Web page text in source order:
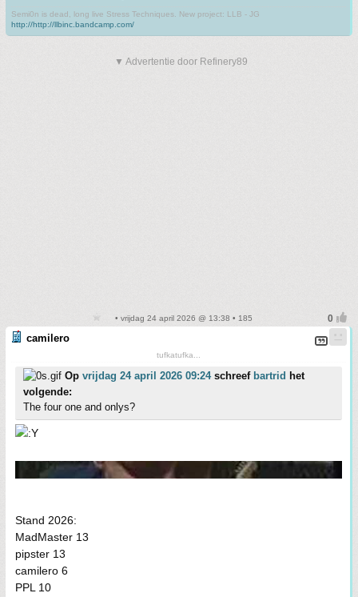
Semi0n is dead, long live Stress Techniques. New project: LLB - JG
http://http://llbinc.bandcamp.com/
▼ Advertentie door Refinery89
• vrijdag 24 april 2026 @ 13:38 • 185
camilero
tufkatufka...
Op vrijdag 24 april 2026 09:24schreef bartrid het
volgende:
The four one and onlys?
Stand 2026:
MadMaster 13
pipster 13
camilero 6
PPL 10